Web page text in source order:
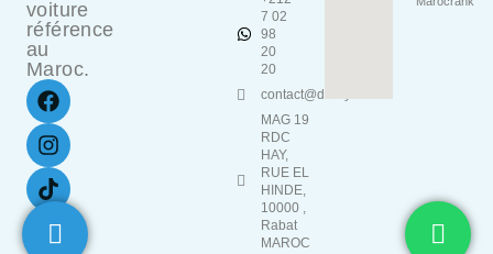
voiture
référence
au
Maroc.
7 02
98
20
20
contact@draayv.ma
MAG 19
RDC
HAY,
RUE EL
HINDE,
10000 ,
Rabat
MAROC